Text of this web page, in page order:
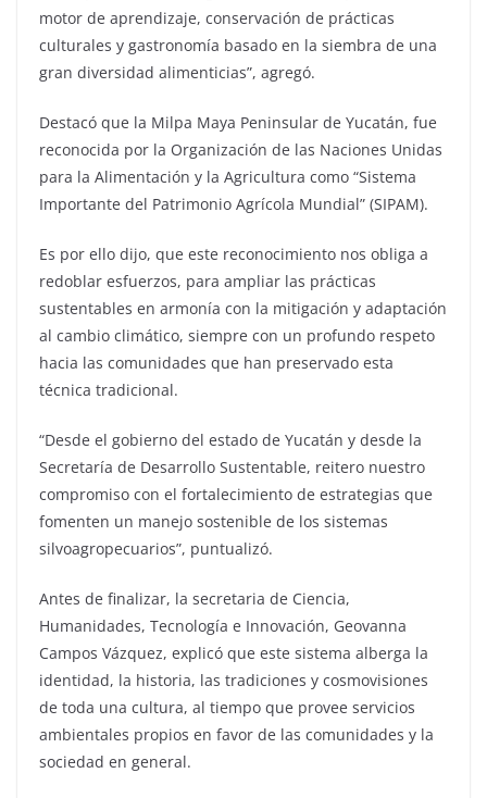
motor de aprendizaje, conservación de prácticas
culturales y gastronomía basado en la siembra de una
gran diversidad alimenticias”, agregó.
Destacó que la Milpa Maya Peninsular de Yucatán, fue
reconocida por la Organización de las Naciones Unidas
para la Alimentación y la Agricultura como “Sistema
Importante del Patrimonio Agrícola Mundial” (SIPAM).
Es por ello dijo, que este reconocimiento nos obliga a
redoblar esfuerzos, para ampliar las prácticas
sustentables en armonía con la mitigación y adaptación
al cambio climático, siempre con un profundo respeto
hacia las comunidades que han preservado esta
técnica tradicional.
“Desde el gobierno del estado de Yucatán y desde la
Secretaría de Desarrollo Sustentable, reitero nuestro
compromiso con el fortalecimiento de estrategias que
fomenten un manejo sostenible de los sistemas
silvoagropecuarios”, puntualizó.
Antes de finalizar, la secretaria de Ciencia,
Humanidades, Tecnología e Innovación, Geovanna
Campos Vázquez, explicó que este sistema alberga la
identidad, la historia, las tradiciones y cosmovisiones
de toda una cultura, al tiempo que provee servicios
ambientales propios en favor de las comunidades y la
sociedad en general.